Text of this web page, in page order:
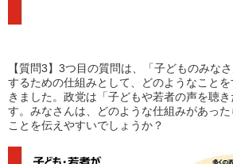
【質問3】3つ目の質問は、
「子どものみな
するための仕組みとして、どのようなことを
きました。政党は「子どもや若者の声を聴
す。みなさんは、どのような仕組みがあっ
ことを伝えやすいでしょうか？